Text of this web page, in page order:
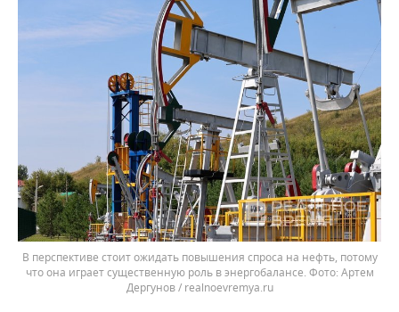
В перспективе стоит ожидать повышения спроса на нефть, потому
что она играет существенную роль в энергобалансе.
Артем
Дергунов / realnoevremya.ru